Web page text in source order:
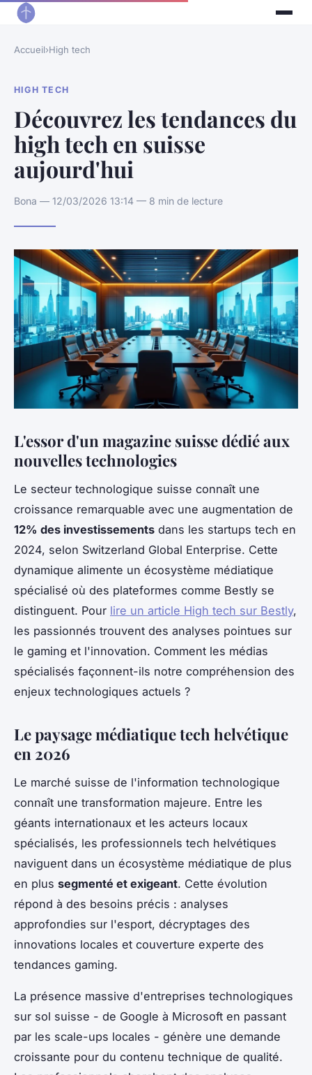
Accueil›High tech
HIGH TECH
Découvrez les tendances du
high tech en suisse
aujourd'hui
Bona — 12/03/2026 13:14 — 8 min de lecture
L'essor d'un magazine suisse dédié aux
nouvelles technologies
Le secteur technologique suisse connaît une
croissance remarquable avec une augmentation de
12% des investissements dans les startups tech en
2024, selon Switzerland Global Enterprise. Cette
dynamique alimente un écosystème médiatique
spécialisé où des plateformes comme Bestly se
distinguent. Pour lire un article High tech sur Bestly,
les passionnés trouvent des analyses pointues sur
le gaming et l'innovation. Comment les médias
spécialisés façonnent-ils notre compréhension des
enjeux technologiques actuels ?
Le paysage médiatique tech helvétique
en 2026
Le marché suisse de l'information technologique
connaît une transformation majeure. Entre les
géants internationaux et les acteurs locaux
spécialisés, les professionnels tech helvétiques
naviguent dans un écosystème médiatique de plus
en plus segmenté et exigeant. Cette évolution
répond à des besoins précis : analyses
approfondies sur l'esport, décryptages des
innovations locales et couverture experte des
tendances gaming.
La présence massive d'entreprises technologiques
sur sol suisse - de Google à Microsoft en passant
par les scale-ups locales - génère une demande
croissante pour du contenu technique de qualité.